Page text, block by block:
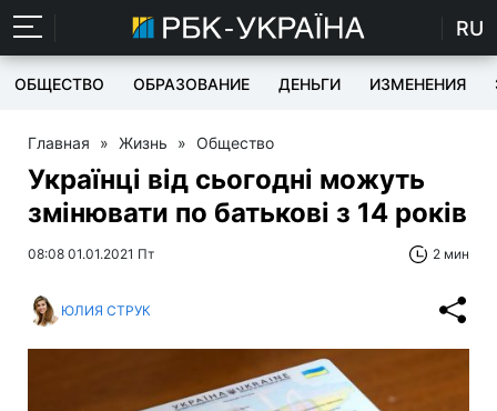
RU
ОБЩЕСТВО ОБРАЗОВАНИЕ ДЕНЬГИ ИЗМЕНЕНИЯ
Главная » Жизнь » Общество
Українці від сьогодні можуть
змінювати по батькові з 14 років
08:08 01.01.2021 Пт 2 мин
ЮЛИЯ СТРУК